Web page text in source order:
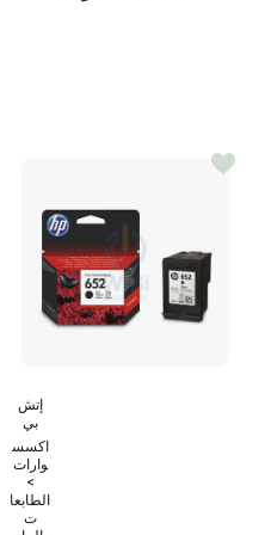
إتش
بي
اكسس
وارات
>
الطابعا
ت